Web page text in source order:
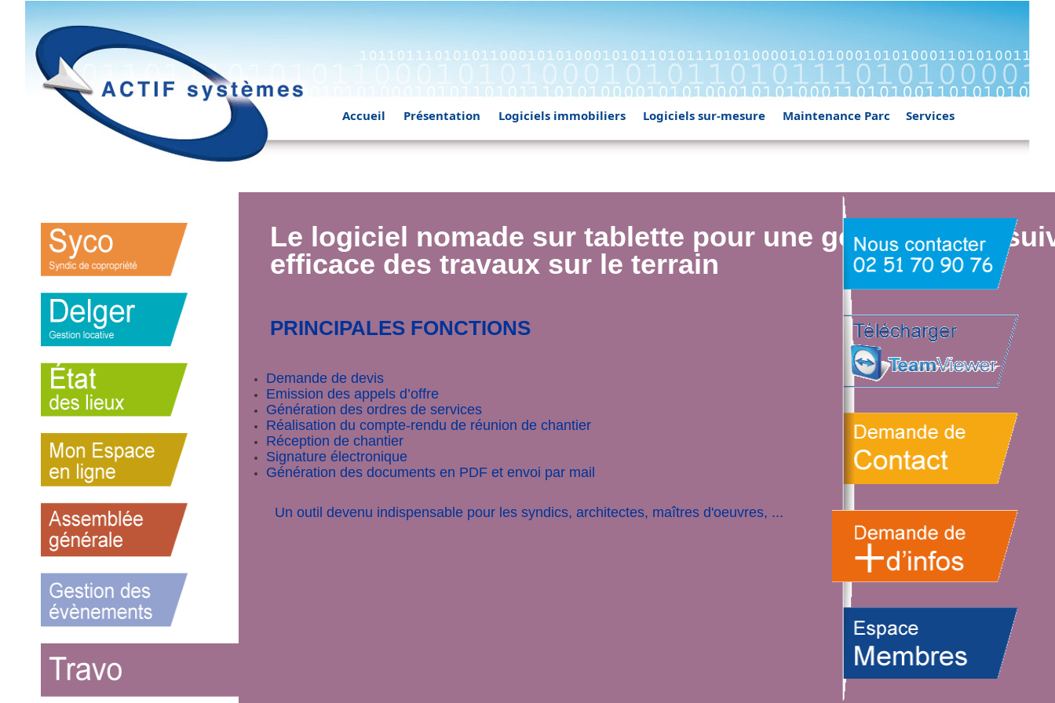
Accueil Présentation Logiciels immobiliers Logiciels sur-mesure Maintenance Parc Services
Le logiciel nomade sur tablette pour une gestion et un
efficace des travaux sur le terrain
PRINCIPALES FONCTIONS
Demande de devis
Emission des appels d’offre
Génération des ordres de services
Réalisation du compte-rendu de réunion de chantier
Réception de chantier
Signature électronique
Génération des documents en PDF et envoi par mail
Un outil devenu indispensable pour les syndics, architectes, maîtres d'oeuvres, ...